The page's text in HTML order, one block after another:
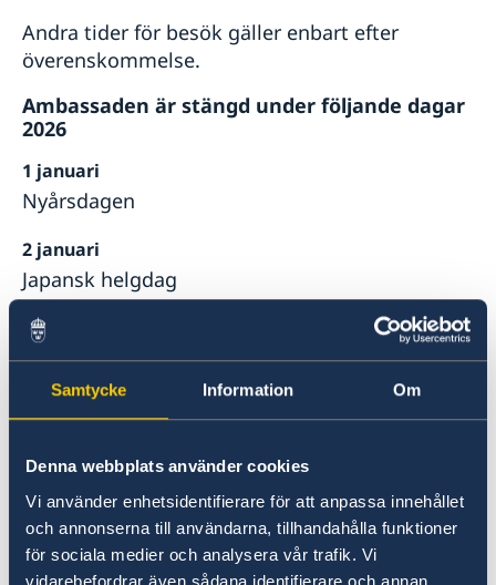
Samtycke Information Om
Denna webbplats använder cookies
Vi använder enhetsidentifierare för att anpassa innehållet
och annonserna till användarna, tillhandahålla funktioner
för sociala medier och analysera vår trafik. Vi
vidarebefordrar även sådana identifierare och annan
Andra tider för besök gäller enbart efter
överenskommelse.
Ambassaden är stängd under följande dagar
2026
1 januari
Nyårsdagen
2 januari
Japansk helgdag
3 april
Långfredagen
Japansk helgdag
5 maj